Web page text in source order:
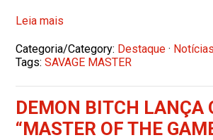
Leia mais
Categoria/Category: Destaque · Notícias
Tags:SAVAGE MASTER
DEMON BITCH LANÇA
“MASTER OF THE